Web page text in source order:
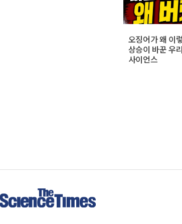
오징어가 왜 이
상승이 바꾼 우
사이언스